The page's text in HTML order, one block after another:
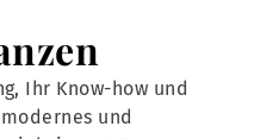
Ihr Know-how und
und